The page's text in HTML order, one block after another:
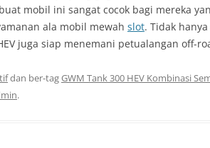
mobil ini sangat cocok bagi mereka
ala mobil mewah slot. Tidak
juga siap menemani petualangan off-
dan ber-tagGWM Tank 300 HEV Kombinasi
.